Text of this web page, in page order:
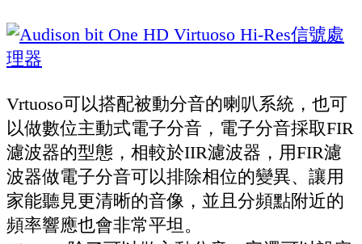
Vrtuoso可以搭配被動分音的喇叭系統，也可
以做數位主動式電子分音，電子分音採取FIR
濾波器的型態，相較於IIR濾波器，用FIR濾
波器做電子分音可以排除相位的變異、讓用
家能聽見更清晰的音像，並且分頻點附近的
頻率響應也會非常平坦。